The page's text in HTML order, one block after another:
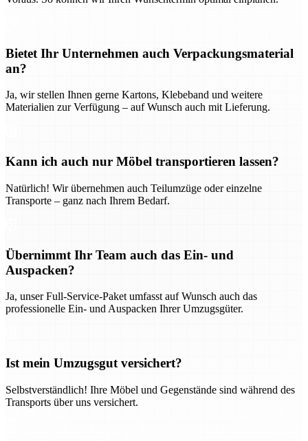
Bietet Ihr Unternehmen auch Verpackungsmaterial
an?
Ja, wir stellen Ihnen gerne Kartons, Klebeband und weitere
Materialien zur Verfügung – auf Wunsch auch mit Lieferung.
Kann ich auch nur Möbel transportieren lassen?
Natürlich! Wir übernehmen auch Teilumzüge oder einzelne
Transporte – ganz nach Ihrem Bedarf.
Übernimmt Ihr Team auch das Ein- und
Auspacken?
Ja, unser Full-Service-Paket umfasst auf Wunsch auch das
professionelle Ein- und Auspacken Ihrer Umzugsgüter.
Ist mein Umzugsgut versichert?
Selbstverständlich! Ihre Möbel und Gegenstände sind während des
Transports über uns versichert.